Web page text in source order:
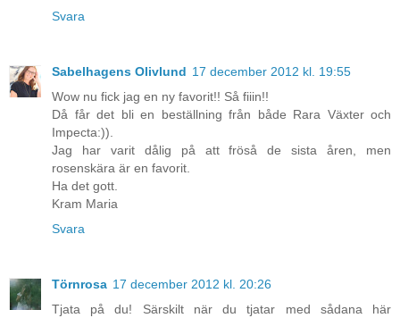
Svara
Sabelhagens Olivlund 17 december 2012 kl. 19:55
Wow nu fick jag en ny favorit!! Så fiiin!!
Då får det bli en beställning från både Rara Växter och
Impecta:)).
Jag har varit dålig på att fröså de sista åren, men
rosenskära är en favorit.
Ha det gott.
Kram Maria
Svara
Törnrosa 17 december 2012 kl. 20:26
Tjata på du! Särskilt när du tjatar med sådana här